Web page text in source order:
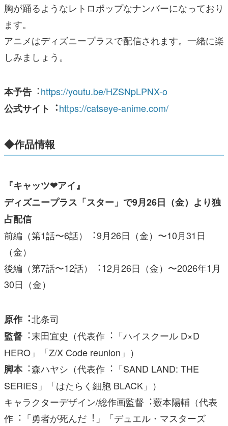
胸が踊るようなレトロポップなナンバーになっており
ます。
アニメはディズニープラスで配信されます。⼀緒に楽
しみましょう。
本予告 ︓https://youtu.be/HZSNpLPNX-o
公式サイト︓https://catseye-anime.com/
◆作品情報
『キャッツ❤アイ』
ディズニープラス「スター」で9⽉26⽇（⾦）より独
占配信
前編（第1話〜6話）︓9⽉26⽇（⾦）〜10⽉31⽇
（⾦）
後編（第7話〜12話）︓12⽉26⽇（⾦）〜2026年1⽉
30⽇（⾦）
原作︓北条司
監督 ︓末⽥宜史（代表作︓「ハイスクール D×D
HERO」「Z/X Code reunion」）
脚本︓森ハヤシ（代表作︓「SAND LAND: THE
SERIES」「はたらく細胞 BLACK」）
キャラクターデザイン/総作画監督︓薮本陽輔（代表
作︓「勇者が死んだ︕」「デュエル・マスターズ